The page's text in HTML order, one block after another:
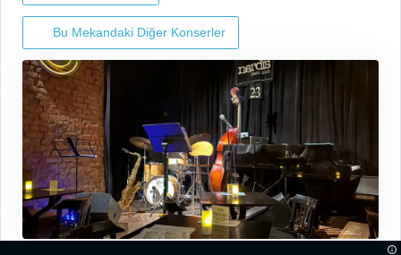
Bu Mekandaki Diğer Konserler